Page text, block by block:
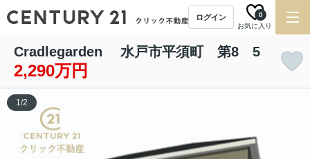
ログイン
お気に入り
0
Cradlegarden 水戸市平須町 第8 5
2,290万円
1/2